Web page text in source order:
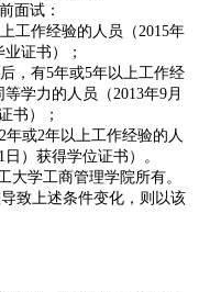
面试：
工作经验的人员（2015年
证书）；
，有5年或5年以上工作经
学力的人员（2013年9月
书）；
年或2年以上工作经验的人
1 日）获得学位证书）。
大学工商管理学院所有。
致上述条件变化，则以该